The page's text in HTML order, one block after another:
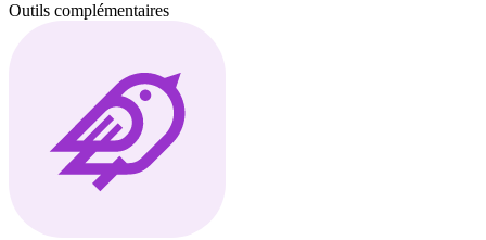
Outils complémentaires